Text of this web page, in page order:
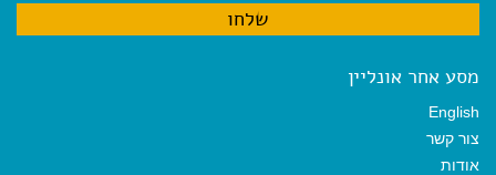
מסע אחר אונליין
English
צור קשר
אודות